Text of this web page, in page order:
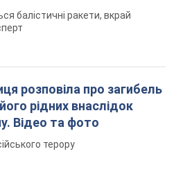
балістичні ракети, вкрай
розповіла про загибель
рідних внаслідок
Відео та фото
терору